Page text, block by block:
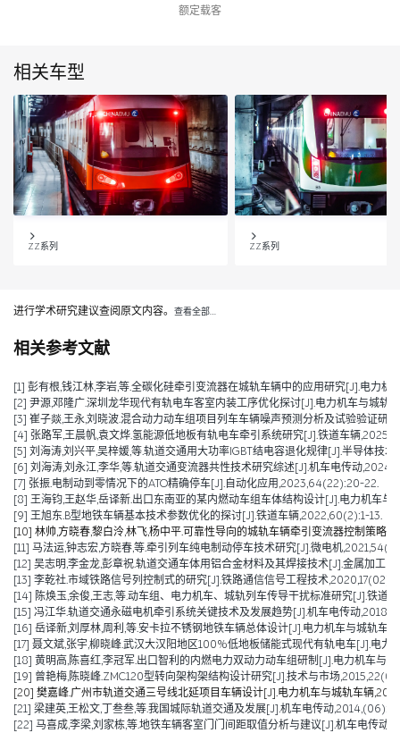
额定载客
相关车型
ZZ系列 ZZ系列
进行学术研究建议查阅原文内容。 查看全部…
相关参考文献
[1] 彭有根,钱江林,李岩,等.全碳化硅牵引变流器在城轨车辆中的应用研究[J].电力
[2] 尹源,邓隆广.深圳龙华现代有轨电车客室内装工序优化探讨[J].电力机车与城轨
[3] 崔子燚,王永,刘晓波.混合动力动车组项目列车车辆噪声预测分析及试验验证研
[4] 张路军,王晨帆,袁文烨.氢能源低地板有轨电车牵引系统研究[J].铁道车辆
[5] 刘海涛,刘兴平,吴梓媛,等.轨道交通用大功率IGBT结电容退化规律[J].半导体技
[6] 刘海涛,刘永江,李华,等.轨道交通变流器共性技术研究综述[J].机车电传动
[7] 张振.电制动到零情况下的ATO精确停车[J].自动化应用,2023,64(22):20-22.
[8] 王海钧,王赵华,岳译新.出口东南亚的某内燃动车组车体结构设计[J].电力机车
[9] 王旭东.B型地铁车辆基本技术参数优化的探讨[J].铁道车辆,2022,60(2):1-13.
[10] 林帅,方晓春,黎白泠,林飞,杨中平.可靠性导向的城轨车辆牵引变流器控制策略
[11] 马法运,钟志宏,方晓春,等.牵引列车纯电制动停车技术研究[J].微电机
[12] 吴志明,李金龙,彭章祝.轨道交通车体用铝合金材料及其焊接技术[J].金属加工(
[13] 李乾社.市域铁路信号列控制式的研究[J].铁路通信信号工程技术
[14] 陈焕玉,余俊,王志,等.动车组、电力机车、城轨列车传导干扰标准研究[J].铁道
[15] 冯江华.轨道交通永磁电机牵引系统关键技术及发展趋势[J].机车电传动
[16] 岳译新,刘厚林,周利,等.安卡拉不锈钢地铁车辆总体设计[J].电力机车与城轨车
[17] 聂文斌,张宇,柳晓峰.武汉大汉阳地区100%低地板储能式现代有轨电车[J].电
[18] 黄明高,陈喜红,李冠军.出口智利的内燃电力双动力动车组研制[J].电力机车与
[19] 曾艳梅,陈晓峰.ZMC120型转向架构架结构设计研究[J].技术与市场
[20] 樊嘉峰.广州市轨道交通三号线北延项目车辆设计[J].电力机车与城轨车辆
[21] 梁建英,王松文,丁叁叁,等.我国城际轨道交通及发展[J].机车电传动
[22] 马喜成,李梁,刘家栋,等.地铁车辆客室门门间距取值分析与建议[J].机车电传动